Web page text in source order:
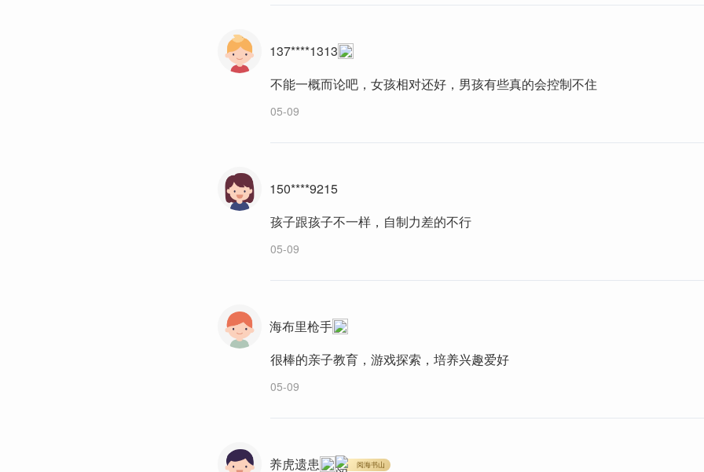
137****1313
不能一概而论吧，女孩相对还好，男孩有些真的会控制不住
05-09
150****9215
孩子跟孩子不一样，自制力差的不行
05-09
海布里枪手
很棒的亲子教育，游戏探索，培养兴趣爱好
05-09
养虎遗患 阅海书山